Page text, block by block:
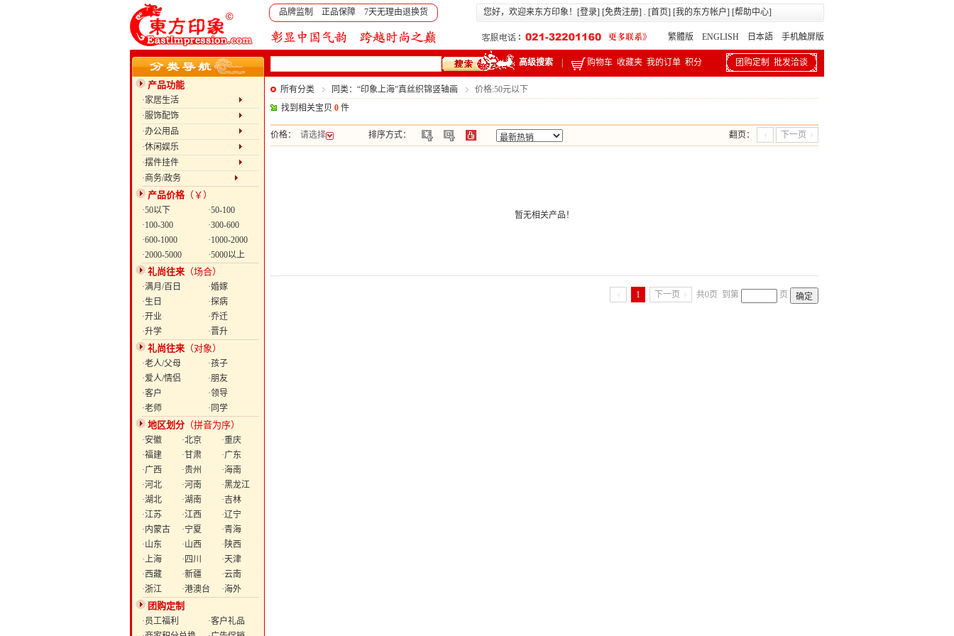
品牌监制 正品保障 7天无理由退换货 您好，欢迎来东方印象！[登录] [免费注册] . [首页] [我的东方帐户] [帮助中心]
繁體版 ENGLISH 日本語 手机触屏版
高级搜索 购物车 收藏夹 我的订单 积分 团购定制 批发洽谈
产品功能
·家居生活
·服饰配饰
·办公用品
·休闲娱乐
·摆件挂件
·商务/政务
产品价格（￥）
·50以下
·50-100
·100-300
·300-600
·600-1000
·1000-2000
·2000-5000
·5000以上
礼尚往来 （场合）
·满月/百日
·婚嫁
·生日
·探病
·开业
·乔迁
·升学
·晋升
礼尚往来 （对象）
·老人/父母
·孩子
·爱人/情侣
·朋友
·客户
·领导
·老师
·同学
地区划分 （拼音为序）
·安徽 ·北京
·重庆
·福建
·甘肃
·广东
·广西
·贵州
·海南
·河北
·河南
·黑龙江
·湖北
·湖南
·吉林
·江苏
·江西
·辽宁
·内蒙古
·宁夏
·青海
·山东
·山西
·陕西
·上海
·四川
·天津
·西藏
·新疆
·云南
·浙江
·港澳台 ·海外
团购定制
·员工福利
·客户礼品
所有分类 同类：“印象上海”真丝织锦竖轴画
价格:50元以下
找到相关宝贝 0 件
价格： 请选择 排序方式： 翻页： 下一页
暂无相关产品！
1 下一页 共0页 到第 页